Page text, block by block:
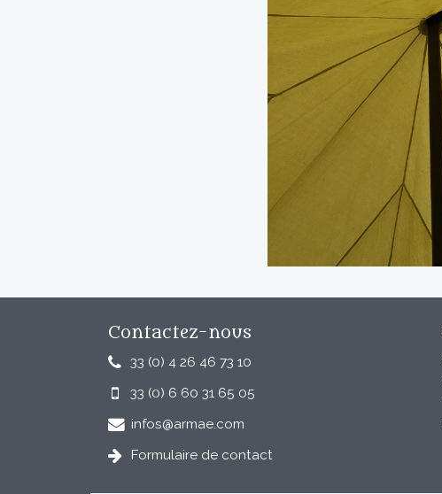
Contactez-nous
33 (0) 4 26 46 73 10
33 (0) 6 60 31 65 05
infos@armae.com
Formulaire de contact